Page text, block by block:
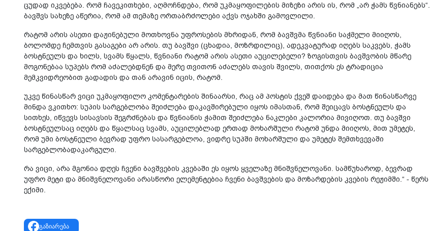
ცუდად იკვებება. რომ ჩავეკითხები, აღმოჩნდება, რომ უკმაყოფილების მიზეზი არის ის, რომ „არ ჭამს წვნიანებს“.
ბავშვს სახეზე აწერია, რომ ამ თემაზე ორთაბრძოლები აქვს ოჯახში გამოვლილი.
რატომ არის ასეთი დაჟინებული მოთხოვნა უფროსების მხრიდან, რომ ბავშვმა წვნიანი საჭმელი მიიღოს,
ბოლომდე ჩემთვის გასაგები არ არის. თუ ბავშვი (ცხადია, მოზრდილიც), ადეკვატურად იღებს საკვებს, ჭამს
ბოსტნეულს და ხილს, სვამს წყალს, წვნიანი რატომ არის ასეთი აუცილებელი? ზოგისთვის ბავშვობის მწარე
მოგონებაა სუპებს რომ აძალებდნენ და მერე თვითონ აძალებს თავის შვილს, თითქოს ეს ტრადიცია
მემკვიდრეობით გადადის და თან არავინ იცის, რატომ.
უკვე წინასწარ ვიცი უკმაყოფილო კომენტარების შინაარსი, რაც ამ პოსტის ქვეშ დაიდება და მათ წინასწარვე
მინდა ვკითხო: სუპის სარგებლობა შეიძლება დაკავშირებული იყოს იმასთან, რომ შეიცავს ბოსტნეულს და
სითხეს, იწვევს სისავსის შეგრძნებას და წვნიანის ჭამით შეიძლება ნაკლები კალორია მივიღოთ. თუ ბავშვი
ბოსტნეულსაც იღებს და წყალსაც სვამს, აუცილებლად ერთად მოხარშული რატომ უნდა მიიღოს, მით უმეტეს,
რომ უმი ბოსტნეული ბევრად უფრო სასარგებლოა, ვიდრე სუპში მოხარშული და უმეტეს შემთხვევაში
სარგებლობადაკარგული.
რა ვიცი, არა მგონია დღეს ჩვენი ბავშვების კვებაში ეს იყოს ყველაზე მნიშვნელოვანი. სამწუხაროდ, ბევრად
უფრო მეტი და მნიშვნელოვანი არასწორი ელემენტებია ჩვენი ბავშვების და მოზარდების კვების რეჟიმში.“ - წერს
ექიმი.
გაზიარება